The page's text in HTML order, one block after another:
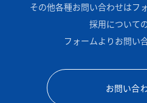
その他各種お問い合わせはフ
採用について
フォームよりお問い
お問い合